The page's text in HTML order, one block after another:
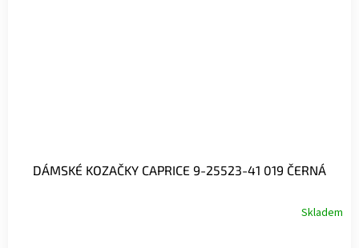
DÁMSKÉ KOZAČKY CAPRICE 9-25523-41 019 ČERNÁ
Skladem